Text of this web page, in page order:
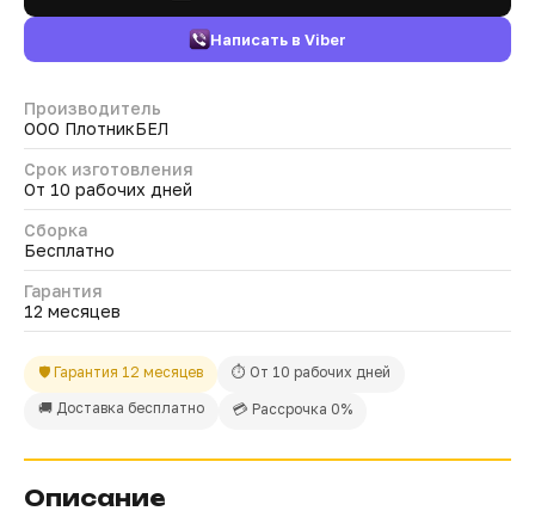
Написать в Viber
Производитель
ООО ПлотникБЕЛ
Срок изготовления
От 10 рабочих дней
Сборка
Бесплатно
Гарантия
12 месяцев
🛡 Гарантия 12 месяцев
⏱ От 10 рабочих дней
🚚 Доставка бесплатно
💳 Рассрочка 0%
Описание